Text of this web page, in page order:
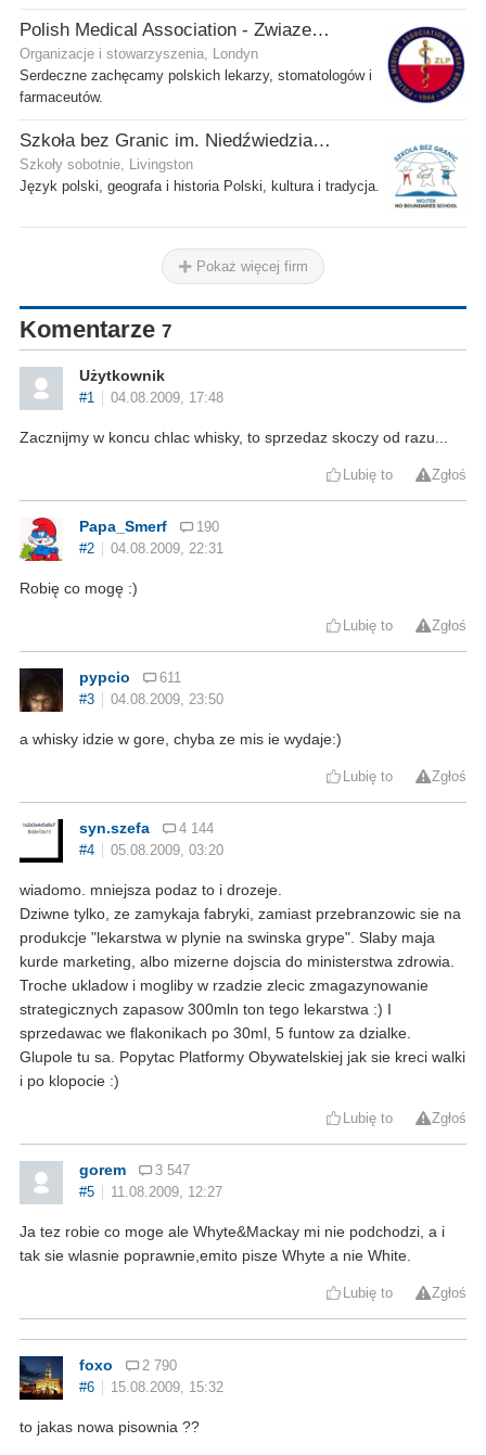
Polish Medical Association - Zwiazek Lekarzy Polskich w Wielkiej Brytanii
Organizacje i stowarzyszenia, Londyn
Serdeczne zachęcamy polskich lekarzy, stomatologów i
farmaceutów.
Szkoła bez Granic im. Niedźwiedzia Wojtka
Szkoły sobotnie, Livingston
Język polski, geografa i historia Polski, kultura i tradycja.
Pokaż więcej firm
Komentarze 7
Użytkownik
#1 04.08.2009, 17:48
Zacznijmy w koncu chlac whisky, to sprzedaz skoczy od razu...
Lubię to Zgłoś
Papa_Smerf
190
#2
04.08.2009, 22:31
Robię co mogę :)
Lubię to Zgłoś
pypcio
611
#3
04.08.2009, 23:50
a whisky idzie w gore, chyba ze mis ie wydaje:)
Lubię to Zgłoś
syn.szefa
4 144
#4
05.08.2009, 03:20
wiadomo. mniejsza podaz to i drozeje.
Dziwne tylko, ze zamykaja fabryki, zamiast przebranzowic sie na
produkcje "lekarstwa w plynie na swinska grype". Slaby maja
kurde marketing, albo mizerne dojscia do ministerstwa zdrowia.
Troche ukladow i mogliby w rzadzie zlecic zmagazynowanie
strategicznych zapasow 300mln ton tego lekarstwa :) I
sprzedawac we flakonikach po 30ml, 5 funtow za dzialke.
Glupole tu sa. Popytac Platformy Obywatelskiej jak sie kreci walki
i po klopocie :)
Lubię to Zgłoś
gorem
3 547
#5
11.08.2009, 12:27
Ja tez robie co moge ale Whyte&Mackay mi nie podchodzi, a i
tak sie wlasnie poprawnie,emito pisze Whyte a nie White.
Lubię to Zgłoś
foxo
2 790
#6
15.08.2009, 15:32
to jakas nowa pisownia ??